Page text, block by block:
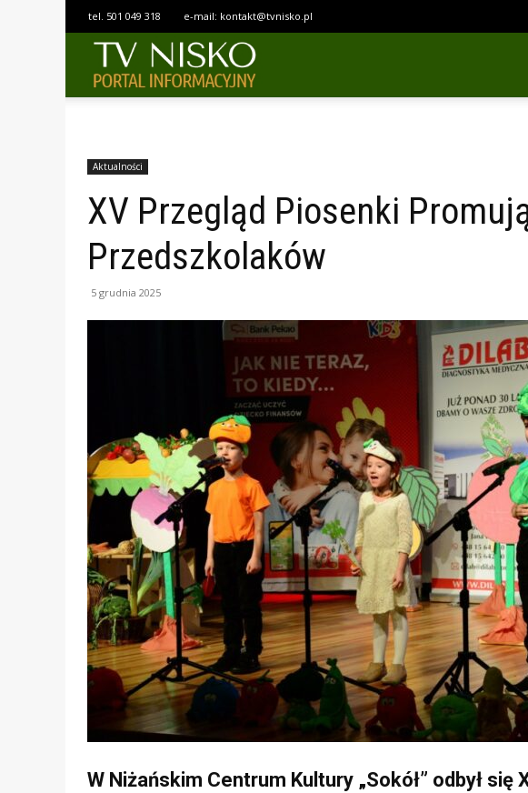
tel. 501 049 318 e-mail: kontakt@tvnisko.pl
Aktualności
XV Przegląd Piosenki
Przedszkolaków
5 grudnia 2025
W Niżańskim Centrum Kultury „Sokół” odbył się